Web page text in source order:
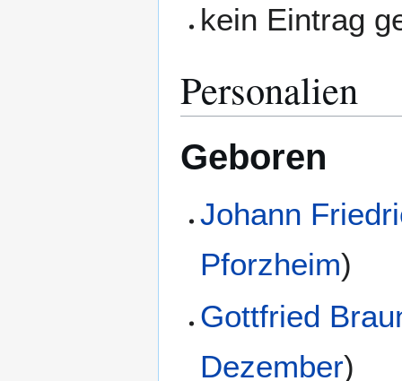
kein Eintrag
Personalien
Geboren
Johann
Pforzheim)
Gottfried
Dezember)